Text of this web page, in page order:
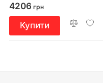
4206 грн
Купити